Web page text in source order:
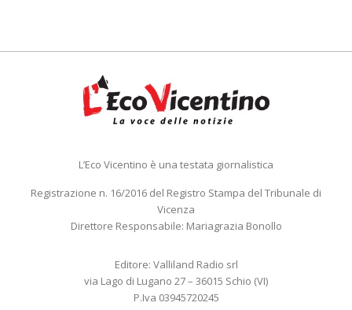
L’Eco Vicentino è una testata giornalistica
Registrazione n. 16/2016 del Registro Stampa del Tribunale di
Vicenza
Direttore Responsabile: Mariagrazia Bonollo
Editore: Valliland Radio srl
via Lago di Lugano 27 – 36015 Schio (VI)
P.Iva 03945720245